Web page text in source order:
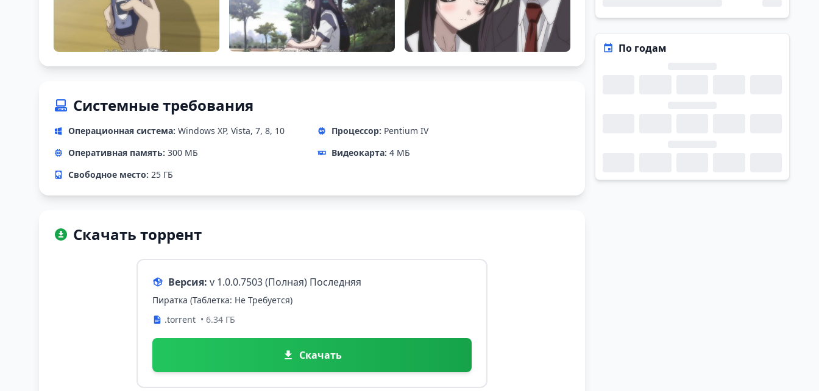
Системные требования
Операционная система: Windows XP, Vista, 7, 8, 10 Процессор: Pentium IV
Оперативная память: 300 МБ Видеокарта: 4 МБ
Свободное место: 25 ГБ
Скачать торрент
Версия: v 1.0.0.7503 (Полная) Последняя
Пиратка (Таблетка: Не Требуется)
.torrent • 6.34 ГБ
Скачать
По годам